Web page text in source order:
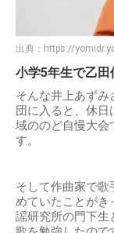
出典： https://
小学5年生で乙
そんな井上あずみ
団に入ると、休
域ののど自慢大会
す。
そして作曲家で歌
めていたことがき
謡研究所の門下生